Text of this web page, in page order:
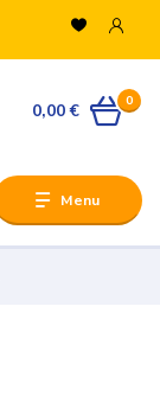
Menu
0
0,00 €